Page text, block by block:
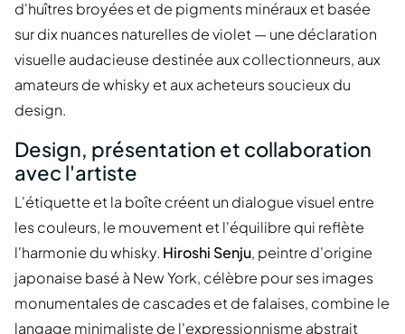
d'huîtres broyées et de pigments minéraux et basée
sur dix nuances naturelles de violet — une déclaration
visuelle audacieuse destinée aux collectionneurs, aux
amateurs de whisky et aux acheteurs soucieux du
design.
Design, présentation et collaboration
avec l'artiste
L'étiquette et la boîte créent un dialogue visuel entre
les couleurs, le mouvement et l'équilibre qui reflète
l'harmonie du whisky. Hiroshi Senju, peintre d'origine
japonaise basé à New York, célèbre pour ses images
monumentales de cascades et de falaises, combine le
langage minimaliste de l'expressionnisme abstrait